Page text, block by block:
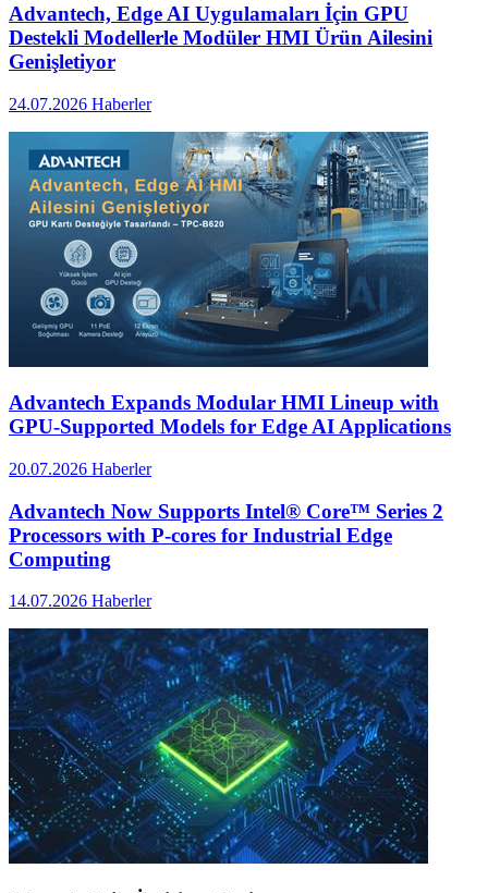
Advantech, Edge AI Uygulamaları İçin GPU
Destekli Modellerle Modüler HMI Ürün Ailesini
Genişletiyor
24.07.2026 Haberler
Advantech Expands Modular HMI Lineup with
GPU-Supported Models for Edge AI Applications
20.07.2026 Haberler
Advantech Now Supports Intel® Core™ Series 2
Processors with P-cores for Industrial Edge
Computing
14.07.2026 Haberler